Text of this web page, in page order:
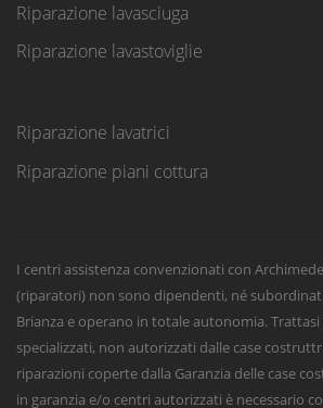
Riparazione lavasciuga
Riparazione lavastoviglie
Riparazione lavatrici
Riparazione piani cottura
I centri assistenza convenzionati con
(riparatori) non sono dipendenti, né
Brianza e operano in totale autonomia. Trattasi
specializzati, non autorizzati dalle case
riparazioni coperte dalla Garanzia delle case
in garanzia e/o centri autorizzati è necessario